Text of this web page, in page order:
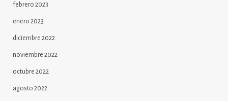
febrero 2023
enero 2023
diciembre 2022
noviembre 2022
octubre 2022
agosto 2022